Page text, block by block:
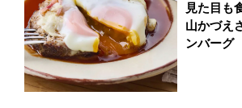
見た目も
山かづえ
ンバーグ